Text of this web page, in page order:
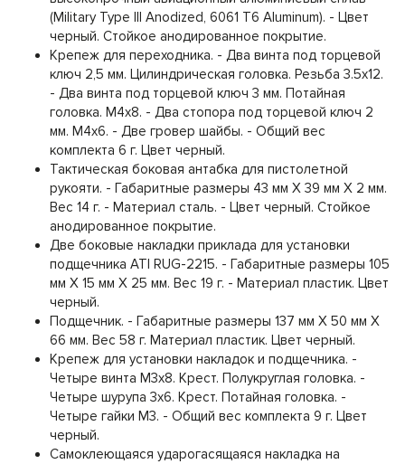
(Military Type III Anodized, 6061 T6 Aluminum). - Цвет
черный. Стойкое анодированное покрытие.
Крепеж для переходника. - Два винта под торцевой
ключ 2,5 мм. Цилиндрическая головка. Резьба 3.5х12.
- Два винта под торцевой ключ 3 мм. Потайная
головка. М4х8. - Два стопора под торцевой ключ 2
мм. М4х6. - Две гровер шайбы. - Общий вес
комплекта 6 г. Цвет черный.
Тактическая боковая антабка для пистолетной
рукояти. - Габаритные размеры 43 мм Х 39 мм Х 2 мм.
Вес 14 г. - Материал сталь. - Цвет черный. Стойкое
анодированное покрытие.
Две боковые накладки приклада для установки
подщечника ATI RUG-2215. - Габаритные размеры 105
мм Х 15 мм Х 25 мм. Вес 19 г. - Материал пластик. Цвет
черный.
Подщечник. - Габаритные размеры 137 мм Х 50 мм Х
66 мм. Вес 58 г. Материал пластик. Цвет черный.
Крепеж для установки накладок и подщечника. -
Четыре винта М3х8. Крест. Полукруглая головка. -
Четыре шурупа 3х6. Крест. Потайная головка. -
Четыре гайки М3. - Общий вес комплекта 9 г. Цвет
черный.
Самоклеющаяся ударогасящаяся накладка на